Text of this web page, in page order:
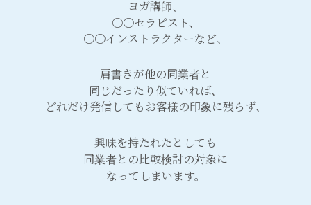
ヨガ講師、
〇〇セラピスト、
〇〇インストラクターなど、
肩書きが他の同業者と
同じだったり似ていれば、
どれだけ発信してもお客様の印象に残らず、
興味を持たれたとしても
同業者との比較検討の対象に
なってしまいます。